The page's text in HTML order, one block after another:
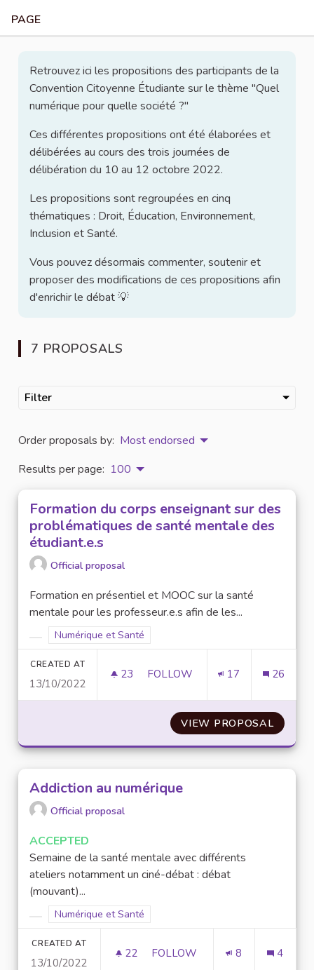
PAGE
Retrouvez ici les propositions des participants de la
Convention Citoyenne Étudiante sur le thème "Quel
numérique pour quelle société ?"
Ces différentes propositions ont été élaborées et
délibérées au cours des trois journées de
délibération du 10 au 12 octobre 2022.
Les propositions sont regroupées en cinq
thématiques : Droit, Éducation, Environnement,
Inclusion et Santé.
Vous pouvez désormais commenter, soutenir et
proposer des modifications de ces propositions afin
d'enrichir le débat 💡
7 PROPOSALS
Filter
Order proposals by: Most endorsed
Results per page: 100
Formation du corps enseignant sur des
problématiques de santé mentale des
étudiant.e.s
Official proposal
Formation en présentiel et MOOC sur la santé
mentale pour les professeur.e.s afin de les...
Filter results for category:
Filter results for scope: Numérique et Santé
Numérique et Santé
CREATED AT
13/10/2022
23 23 FOLLOWERS
FOLLOW 17 26
VIEW PROPOSAL
Addiction au numérique
Official proposal
ACCEPTED
Semaine de la santé mentale avec différents
ateliers notamment un ciné-débat : débat
(mouvant)...
Filter results for category:
Filter results for scope: Numérique et Santé
Numérique et Santé
CREATED AT
13/10/2022
22 22 FOLLOWERS
FOLLOW 8 4